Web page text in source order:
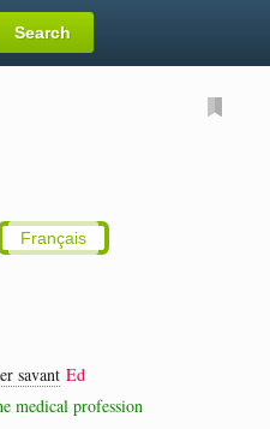
Français
savant Ed
medical profession